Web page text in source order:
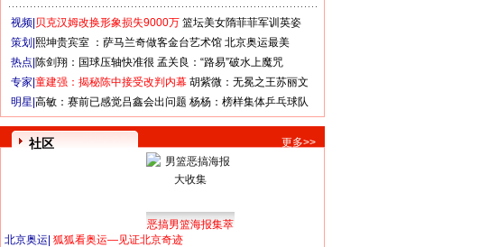
视频| 贝克汉姆改换形象损失9000万 篮坛美女隋菲菲军训英姿
策划| 熙坤贵宾室 ：萨马兰奇做客金台艺术馆 北京奥运最美
热点| 陈剑翔：国球压轴快准很 孟关良：“路易”破水上魔咒
专家| 童建强：揭秘陈中接受改判内幕 胡紫微：无冕之王苏丽文
明星| 高敏：赛前已感觉吕鑫会出问题 杨杨：榜样集体乒乓球队
社区 更多>>
恶搞男篮海报集萃
北京奥运 狐狐看奥运—见证北京奇迹